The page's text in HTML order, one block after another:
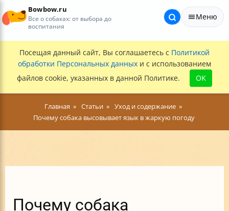
Bowbow.ru
Все о собаках: от выбора до
воспитания
Меню
Посещая данный сайт, Вы соглашаетесь с Политикой
обработки Персональных данных и с использованием
файлов cookie, указанных в данной Политике.
OK
Главная Статьи
Уход и содержание
Почему собака высовывает язык в жаркую погоду
Почему собака